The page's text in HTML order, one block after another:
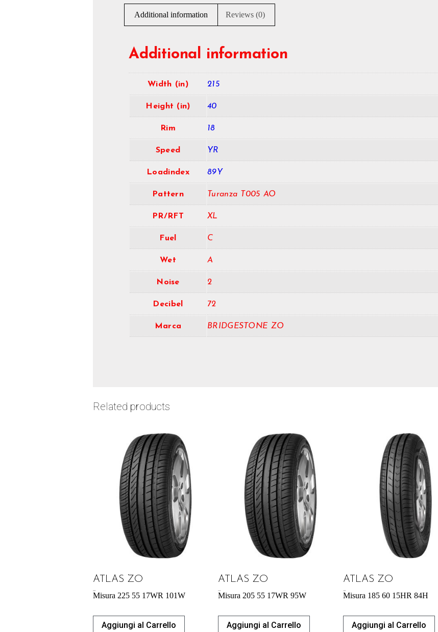
Additional information Reviews (0)
Additional information
Width (in) 215
Height (in) 40
Rim 18
Speed YR
Loadindex 89Y
Pattern Turanza T005 AO
PR/RFT XL
Fuel C
Wet A
Noise 2
Decibel 72
Marca BRIDGESTONE ZO
Related products
ATLAS ZO
Misura 225 55 17WR 101W
Aggiungi al Carrello
ATLAS ZO
Misura 205 55 17WR 95W
Aggiungi al Carrello
ATLAS ZO
Misura 185 60 15HR 84H
Aggiungi al Carrello